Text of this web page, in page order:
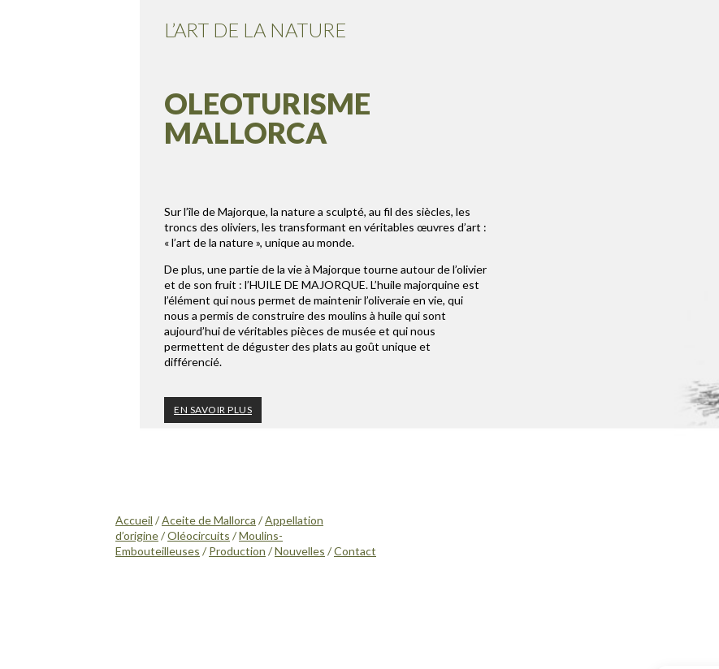
L’ART DE LA NATURE
OLEOTURISME
MALLORCA
Sur l’île de Majorque, la nature a sculpté, au fil des siècles, les
troncs des oliviers, les transformant en véritables œuvres d’art :
« l’art de la nature », unique au monde.
De plus, une partie de la vie à Majorque tourne autour de l’olivier
et de son fruit : l’HUILE DE MAJORQUE. L’huile majorquine est
l’élément qui nous permet de maintenir l’oliveraie en vie, qui
nous a permis de construire des moulins à huile qui sont
aujourd’hui de véritables pièces de musée et qui nous
permettent de déguster des plats au goût unique et
différencié.
EN SAVOIR PLUS
Accueil /Aceite de Mallorca /Appellation
d’origine/Oléocircuits /Moulins-
Embouteilleuses / Production /Nouvelles /Contact